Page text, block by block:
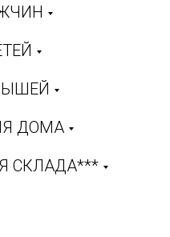
ДОМА
СКЛАДА***